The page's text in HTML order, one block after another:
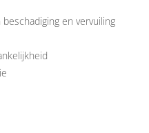
en vervuiling